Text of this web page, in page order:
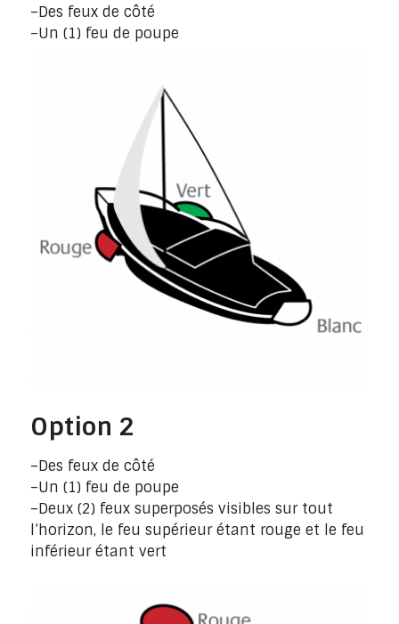
–Des feux de côté
–Un (1) feu de poupe
Option 2
–Des feux de côté
–Un (1) feu de poupe
–Deux (2) feux superposés visibles sur tout
l’horizon, le feu supérieur étant rouge et le feu
inférieur étant vert